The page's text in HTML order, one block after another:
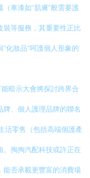
車漆如“肌膚”般需要護
裝等服務，其重要性正比
化妝品”呵護個人形象的
能暗示大會將探討跨界合
、個人護理品牌的聯名
活零售（包括高端個護產
。掏掏汽配科技或許正在
能否承載更豐富的消費場